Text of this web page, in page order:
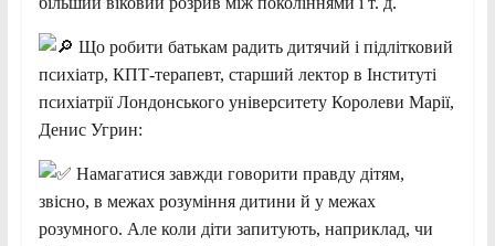
Що робити батькам радить дитячий і підлітковий
психіатр, КПТ-терапевт, старший лектор в Інституті
психіатрії Лондонського університету Королеви Марії,
Денис Угрин:
Намагатися завжди говорити правду дітям,
звісно, в межах розуміння дитини й у межах
розумного. Але коли діти запитують, наприклад, чи